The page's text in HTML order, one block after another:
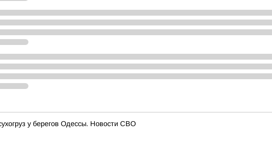
у берегов Одессы. Новости СВО